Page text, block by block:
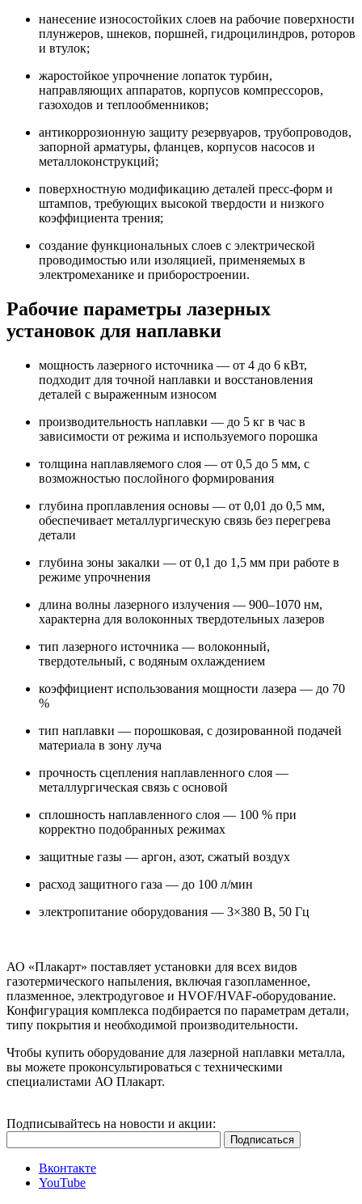
нанесение износостойких слоев на рабочие поверхности
плунжеров, шнеков, поршней, гидроцилиндров, роторов
и втулок;
жаростойкое упрочнение лопаток турбин,
направляющих аппаратов, корпусов компрессоров,
газоходов и теплообменников;
антикоррозионную защиту резервуаров, трубопроводов,
запорной арматуры, фланцев, корпусов насосов и
металлоконструкций;
поверхностную модификацию деталей пресс-форм и
штампов, требующих высокой твердости и низкого
коэффициента трения;
создание функциональных слоев с электрической
проводимостью или изоляцией, применяемых в
электромеханике и приборостроении.
Рабочие параметры лазерных
установок для наплавки
мощность лазерного источника — от 4 до 6 кВт,
подходит для точной наплавки и восстановления
деталей с выраженным износом
производительность наплавки — до 5 кг в час в
зависимости от режима и используемого порошка
толщина наплавляемого слоя — от 0,5 до 5 мм, с
возможностью послойного формирования
глубина проплавления основы — от 0,01 до 0,5 мм,
обеспечивает металлургическую связь без перегрева
детали
глубина зоны закалки — от 0,1 до 1,5 мм при работе в
режиме упрочнения
длина волны лазерного излучения — 900–1070 нм,
характерна для волоконных твердотельных лазеров
тип лазерного источника — волоконный,
твердотельный, с водяным охлаждением
коэффициент использования мощности лазера — до 70
%
тип наплавки — порошковая, с дозированной подачей
материала в зону луча
прочность сцепления наплавленного слоя —
металлургическая связь с основой
сплошность наплавленного слоя — 100 % при
корректно подобранных режимах
защитные газы — аргон, азот, сжатый воздух
расход защитного газа — до 100 л/мин
электропитание оборудования — 3×380 В, 50 Гц
АО «Плакарт» поставляет установки для всех видов
газотермического напыления, включая газопламенное,
плазменное, электродуговое и HVOF/HVAF-оборудование.
Конфигурация комплекса подбирается по параметрам детали,
типу покрытия и необходимой производительности.
Чтобы купить оборудование для лазерной наплавки металла,
вы можете проконсультироваться с техническими
специалистами АО Плакарт.
Подписывайтесь на новости и акции:
Вконтакте
YouTube